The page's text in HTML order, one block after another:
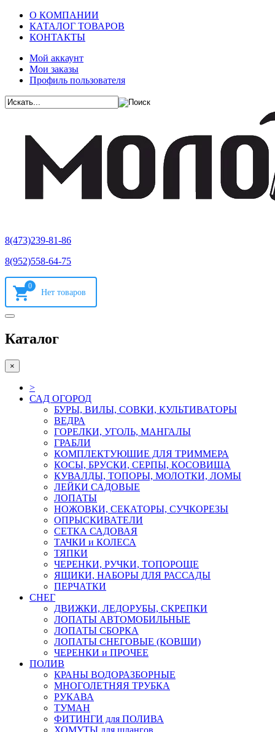
О КОМПАНИИ
КАТАЛОГ ТОВАРОВ
КОНТАКТЫ
Мой аккаунт
Мои заказы
Профиль пользователя
8(473)239-81-86
8(952)558-64-75
0
Каталог
×
>
САД ОГОРОД
БУРЫ, ВИЛЫ, СОВКИ, КУЛЬТИВАТОРЫ
ВЕДРА
ГОРЕЛКИ, УГОЛЬ, МАНГАЛЫ
ГРАБЛИ
КОМПЛЕКТУЮШИЕ ДЛЯ ТРИММЕРА
КОСЫ, БРУСКИ, СЕРПЫ, КОСОВИЩА
КУВАЛДЫ, ТОПОРЫ, МОЛОТКИ, ЛОМЫ
ЛЕЙКИ САДОВЫЕ
ЛОПАТЫ
НОЖОВКИ, СЕКАТОРЫ, СУЧКОРЕЗЫ
ОПРЫСКИВАТЕЛИ
СЕТКА САДОВАЯ
ТАЧКИ и КОЛЕСА
ТЯПКИ
ЧЕРЕНКИ, РУЧКИ, ТОПОРОЩЕ
ЯЩИКИ, НАБОРЫ ДЛЯ РАССАДЫ
ПЕРЧАТКИ
СНЕГ
ДВИЖКИ, ЛЕДОРУБЫ, СКРЕПКИ
ЛОПАТЫ АВТОМОБИЛЬНЫЕ
ЛОПАТЫ СБОРКА
ЛОПАТЫ СНЕГОВЫЕ (КОВШИ)
ЧЕРЕНКИ и ПРОЧЕЕ
ПОЛИВ
КРАНЫ ВОДОРАЗБОРНЫЕ
МНОГОЛЕТНЯЯ ТРУБКА
РУКАВА
ТУМАН
ФИТИНГИ для ПОЛИВА
ХОМУТЫ для шлангов